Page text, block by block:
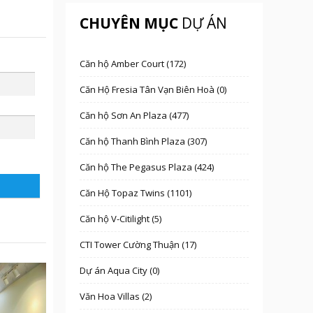
CHUYÊN MỤC DỰ ÁN
Căn hộ Amber Court (172)
Căn Hộ Fresia Tân Vạn Biên Hoà (0)
Căn hộ Sơn An Plaza (477)
Căn hộ Thanh Bình Plaza (307)
Căn hộ The Pegasus Plaza (424)
Căn Hộ Topaz Twins (1101)
Căn hộ V-Citilight (5)
CTI Tower Cường Thuận (17)
Dự án Aqua City (0)
Văn Hoa Villas (2)